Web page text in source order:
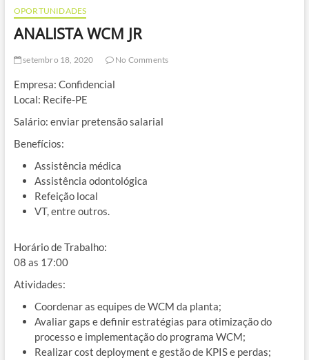
OPORTUNIDADES
ANALISTA WCM JR
setembro 18, 2020 No Comments
Empresa: Confidencial
Local: Recife-PE
Salário: enviar pretensão salarial
Benefícios:
Assistência médica
Assistência odontológica
Refeição local
VT, entre outros.
Horário de Trabalho:
08 as 17:00
Atividades:
Coordenar as equipes de WCM da planta;
Avaliar gaps e definir estratégias para otimização do
processo e implementação do programa WCM;
Realizar cost deployment e gestão de KPIS e perdas;